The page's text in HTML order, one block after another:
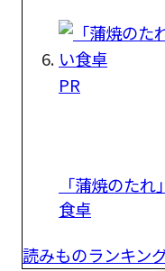
PR
「蒲焼のた
食卓
読みものランキン